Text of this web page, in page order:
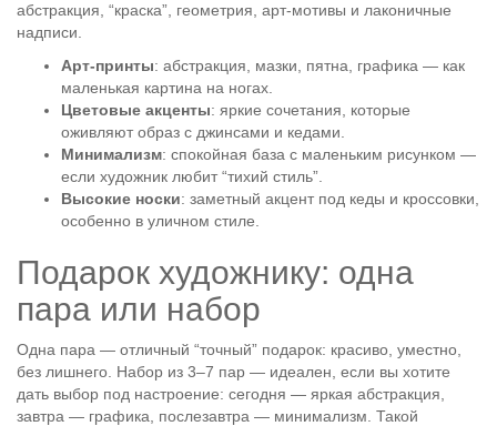
абстракция, “краска”, геометрия, арт-мотивы и лаконичные
надписи.
Арт-принты: абстракция, мазки, пятна, графика — как
маленькая картина на ногах.
Цветовые акценты: яркие сочетания, которые
оживляют образ с джинсами и кедами.
Минимализм: спокойная база с маленьким рисунком —
если художник любит “тихий стиль”.
Высокие носки: заметный акцент под кеды и кроссовки,
особенно в уличном стиле.
Подарок художнику: одна
пара или набор
Одна пара — отличный “точный” подарок: красиво, уместно,
без лишнего. Набор из 3–7 пар — идеален, если вы хотите
дать выбор под настроение: сегодня — яркая абстракция,
завтра — графика, послезавтра — минимализм. Такой